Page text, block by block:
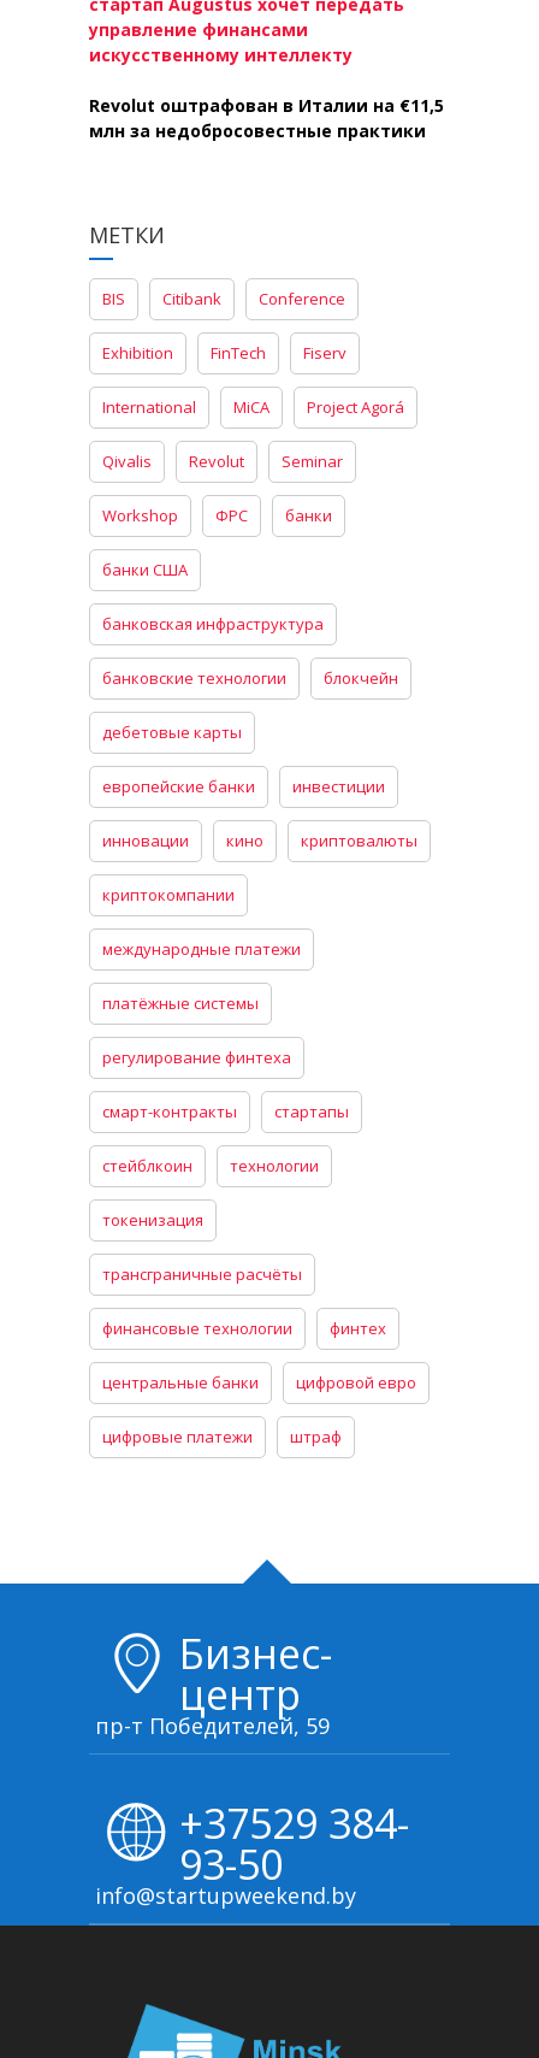
управление финансами
искусственному интеллекту
Revolut оштрафован в Италии на €11,5
млн за недобросовестные практики
МЕТКИ
BIS Citibank Conference
Exhibition FinTech Fiserv
International MiCA Project Agorá
Qivalis Revolut Seminar
Workshop ФРС банки
банки США
банковская инфраструктура
банковские технологии блокчейн
дебетовые карты
европейские банки инвестиции
инновации кино криптовалюты
криптокомпании
международные платежи
платёжные системы
регулирование финтеха
смарт-контракты стартапы
стейблкоин технологии
токенизация
трансграничные расчёты
финансовые технологии финтех
центральные банки цифровой евро
цифровые платежи штраф
Бизнес-
центр
пр-т Победителей, 59
+37529 384-
93-50
info@startupweekend.by